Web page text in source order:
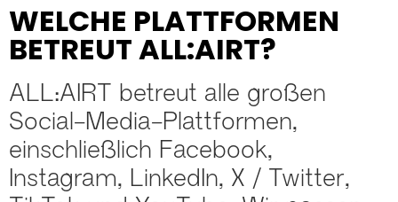
WELCHE PLATTFORMEN
BETREUT ALL:AIRT?
ALL:AIRT betreut alle großen
Social-Media-Plattformen,
einschließlich Facebook,
Instagram, LinkedIn, X / Twitter,